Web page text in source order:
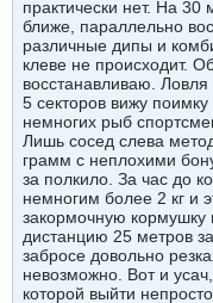
практически нет. На 30
ближе, параллельно
различные дипы и
клеве не происходит.
восстанавливаю.
5 секторов вижу
немногих рыб
Лишь сосед слева
грамм с неплохими
за полкило. За час до
немногим более 2 кг и
закормочную
дистанцию 25 метров
забросе довольно
невозможно. Вот и
которой выйти